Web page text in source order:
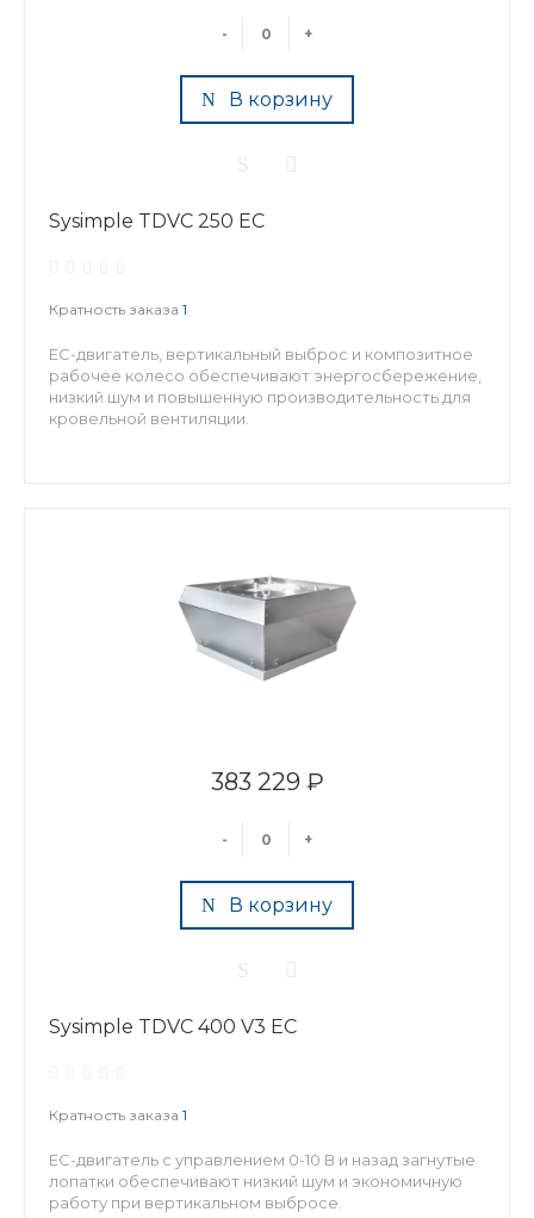
- +
В корзину
Sysimple TDVC 250 EC
Кратность заказа 1
EC-двигатель, вертикальный выброс и композитное
рабочее колесо обеспечивают энергосбережение,
низкий шум и повышенную производительность для
кровельной вентиляции.
383 229 ₽
- +
В корзину
Sysimple TDVC 400 V3 EC
Кратность заказа 1
EC-двигатель с управлением 0-10 В и назад загнутые
лопатки обеспечивают низкий шум и экономичную
работу при вертикальном выбросе.